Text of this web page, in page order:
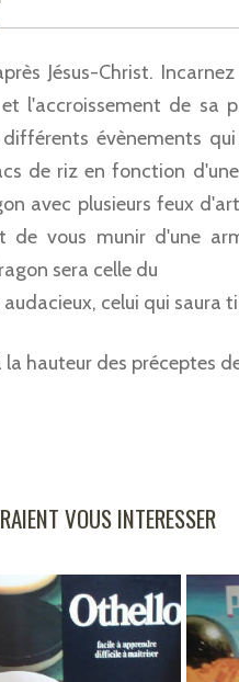
Jésus-Christ.
l'accroissement de sa
évènements
de riz en fonction
avec plusieurs feux
de vous munir d'une
sera celle du
audacieux, celui qui
la hauteur des préceptes
VOUS INTERESSER